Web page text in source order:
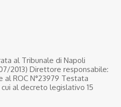
al Tribunale di Napoli
2013) Direttore responsabile:
al ROC N°23979 Testata
al decreto legislativo 15